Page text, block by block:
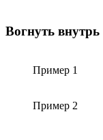
Вогнуть внутрь
Пример 1
Пример 2